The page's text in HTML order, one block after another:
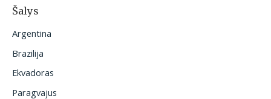
Šalys
Argentina
Brazilija
Ekvadoras
Paragvajus